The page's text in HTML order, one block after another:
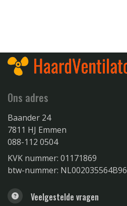
Ons adres
Baander 24
7811 HJ Emmen
088-112 0504
KVK nummer: 01171869
btw-nummer: NL002035564B96
Veelgestelde vragen